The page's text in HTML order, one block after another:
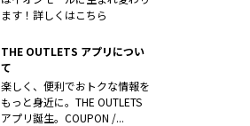
ます！詳しくはこちら
THE OUTLETS アプリについ
て
楽しく、便利でおトクな情報を
もっと身近に。THE OUTLETS
アプリ誕生。COUPON /...